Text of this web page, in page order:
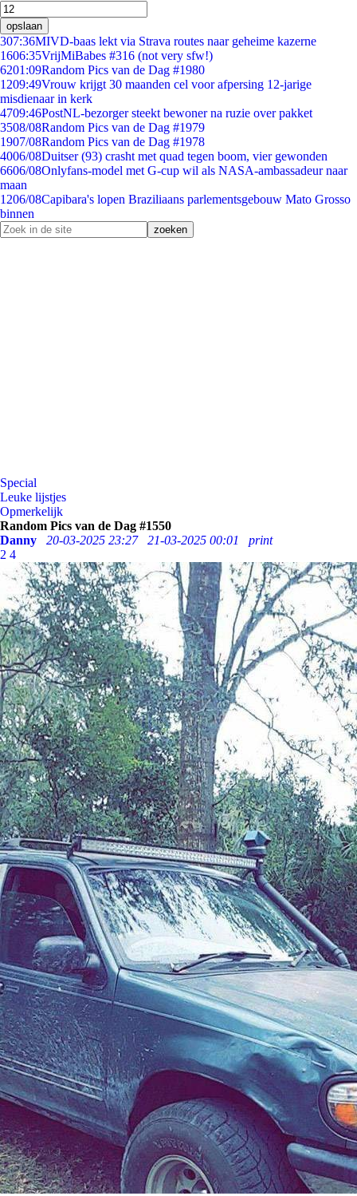
opslaan
307:36MIVD-baas lekt via Strava routes naar geheime kazerne
1606:35VrijMiBabes #316 (not very sfw!)
6201:09Random Pics van de Dag #1980
1209:49Vrouw krijgt 30 maanden cel voor afpersing 12-jarige
misdienaar in kerk
4709:46PostNL-bezorger steekt bewoner na ruzie over pakket
3508/08Random Pics van de Dag #1979
1907/08Random Pics van de Dag #1978
4006/08Duitser (93) crasht met quad tegen boom, vier gewonden
6606/08Onlyfans-model met G-cup wil als NASA-ambassadeur naar
maan
1206/08Capibara's lopen Braziliaans parlementsgebouw Mato Grosso
binnen
Special
Leuke lijstjes
Opmerkelijk
Random Pics van de Dag #1550
Danny
20-03-2025 23:27 21-03-2025 00:01
print
2 4